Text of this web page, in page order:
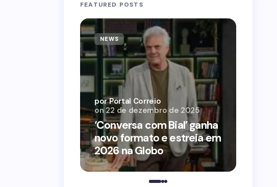
FEATURED POSTS
NEWS
‘Conversa com Bial’ ganha
novo formato e estreia em
2026 na Globo
por Portal Correio
on 22 de dezembro de 2025